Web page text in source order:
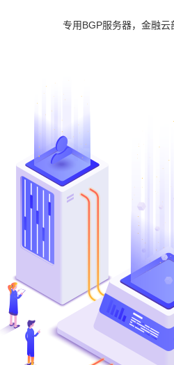
专用BGP服务器，金融云